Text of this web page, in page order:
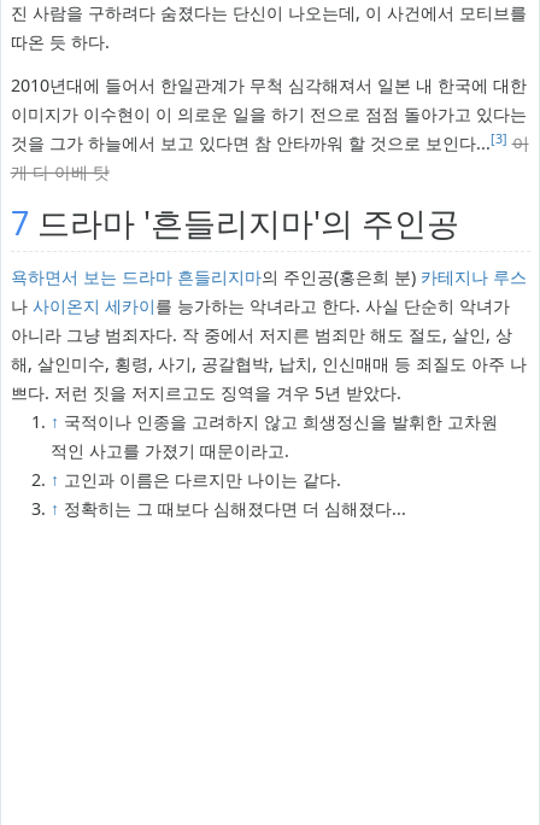
진 사람을 구하려다 숨졌다는 단신이 나오는데, 이 사건에서 모티브를
따온 듯 하다.
2010년대에 들어서 한일관계가 무척 심각해져서 일본 내 한국에 대한
이미지가 이수현이 이 의로운 일을 하기 전으로 점점 돌아가고 있다는
것을 그가 하늘에서 보고 있다면 참 안타까워 할 것으로 보인다...[3] 이
게 다 아베 탓
7드라마 '흔들리지마'의 주인공
욕하면서 보는 드라마 흔들리지마의 주인공(홍은희 분) 카테지나 루스
나 사이온지 세카이를 능가하는 악녀라고 한다. 사실 단순히 악녀가
아니라 그냥 범죄자다. 작 중에서 저지른 범죄만 해도 절도, 살인, 상
해, 살인미수, 횡령, 사기, 공갈협박, 납치, 인신매매 등 죄질도 아주 나
쁘다. 저런 짓을 저지르고도 징역을 겨우 5년 받았다.
↑ 국적이나 인종을 고려하지 않고 희생정신을 발휘한 고차원
적인 사고를 가졌기 때문이라고.
↑ 고인과 이름은 다르지만 나이는 같다.
↑ 정확히는 그 때보다 심해졌다면 더 심해졌다...